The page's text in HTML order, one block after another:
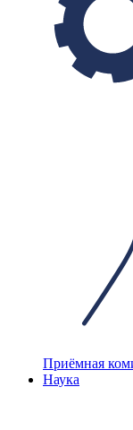
Приёмная
Наука